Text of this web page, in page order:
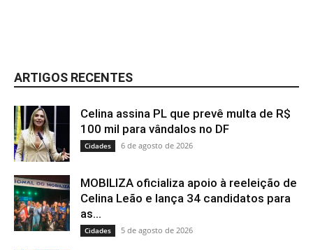
ARTIGOS RECENTES
Celina assina PL que prevê multa de R$
100 mil para vândalos no DF
Cidades 6 de agosto de 2026
MOBILIZA oficializa apoio à reeleição de
Celina Leão e lança 34 candidatos para
as...
Cidades 5 de agosto de 2026